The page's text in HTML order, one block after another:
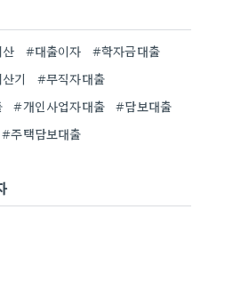
#대출이자
#학자금대출
기
#무직자대출
#개인사업자대출
#담보대출
#주택담보대출